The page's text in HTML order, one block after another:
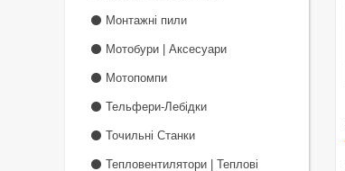
⚫ Монтажні пили
⚫ Мотобури | Аксесуари
⚫ Мотопомпи
⚫ Тельфери-Лебідки
⚫ Точильні Станки
⚫ Тепловентилятори | Теплові